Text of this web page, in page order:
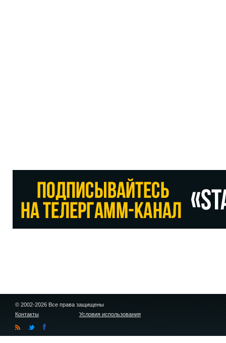
© 2002-2026 Все права защищены
Контакты
Условия использования